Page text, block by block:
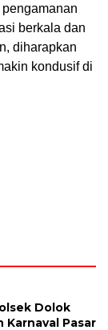
berkala dan
diharapkan
kondusif di
Dolok
Karnaval Pasar